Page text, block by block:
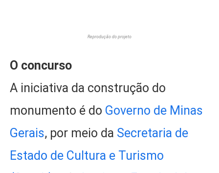
Reprodução do projeto
O concurso
A iniciativa da construção do
monumento é do Governo de Minas
Gerais, por meio da Secretaria de
Estado de Cultura e Turismo